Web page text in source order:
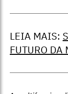
LEIA MAIS:
FUTURO DA